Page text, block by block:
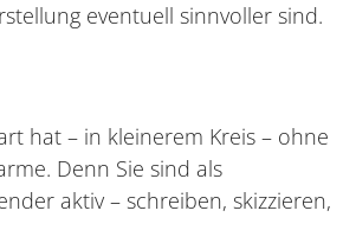
eventuell sinnvoller sind.
hat – in kleinerem Kreis – ohne
Denn Sie sind als
aktiv – schreiben, skizzieren,